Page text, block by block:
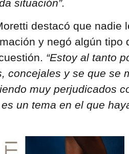
situación”.
destacó que nadie
y negó algún tipo
“Estoy al tanto
concejales y se que se
muy perjudicados
un tema en el que